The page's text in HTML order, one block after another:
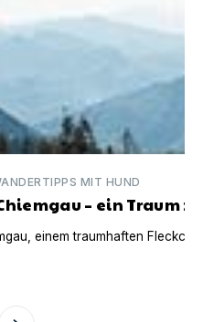
MIT HUND
– ein Traum
einem traumhaften